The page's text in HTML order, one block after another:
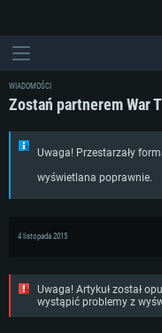
WIADOMOŚCI
Zostań partnerem War
Uwaga! Przestarzały
wyświetlana poprawnie.
4 listopada 2015
Uwaga! Artykuł został
wystąpić problemy z